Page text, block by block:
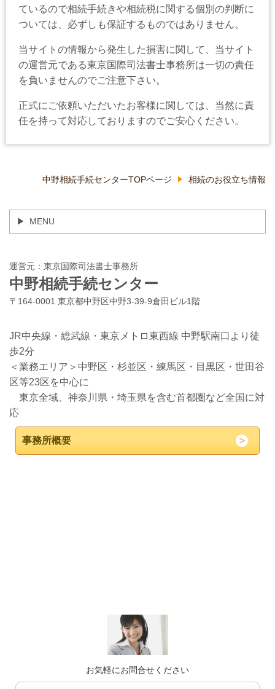
ているので相続手続きや相続税に関する個別の判断に
ついては、必ずしも保証するものではありません。
当サイトの情報から発生した損害に関して、当サイト
の運営元である東京国際司法書士事務所は一切の責任
を負いませんのでご注意下さい。
正式にご依頼いただいたお客様に関しては、当然に責
任を持って対応しておりますのでご安心ください。
中野相続手続センターTOPページ 相続のお役立ち情報
MENU
運営元：東京国際司法書士事務所
中野相続手続センター
〒164-0001 東京都中野区中野3-39-9倉田ビル1階
JR中央線・総武線・東京メトロ東西線 中野駅南口より徒
歩2分
＜業務エリア＞中野区・杉並区・練馬区・目黒区・世田谷
区等23区を中心に
東京全域、神奈川県・埼玉県を含む首都圏など全国に対
応
事務所概要
お気軽にお問合せください